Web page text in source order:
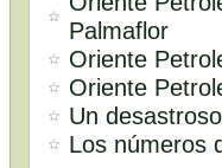
Palmaflor
Oriente
Oriente
Un
Los números